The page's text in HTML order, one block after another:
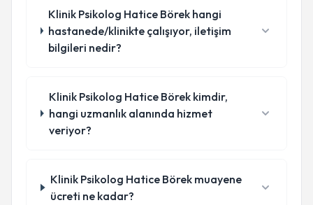
Klinik Psikolog Hatice Börek hangi
hastanede/klinikte çalışıyor, iletişim
bilgileri nedir?
Klinik Psikolog Hatice Börek kimdir,
hangi uzmanlık alanında hizmet
veriyor?
Klinik Psikolog Hatice Börek muayene
ücreti ne kadar?